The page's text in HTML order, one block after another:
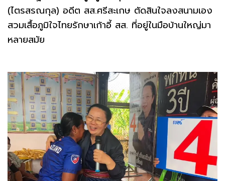
(ไตรสรณกุล) อดีต สส.ศรีสะเกษ ตัดสินใจลงสนามเอง
สวมเสื้อภูมิใจไทยรักษาเก้าอี้ สส. ที่อยู่ในมือบ้านใหญ่มา
หลายสมัย